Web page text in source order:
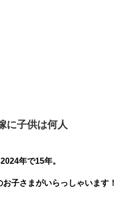
に子供は何人
年で15年。
子さまがいらっしゃいます！